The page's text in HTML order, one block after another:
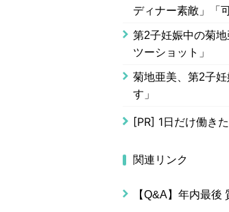
ディナー素敵」「
第2子妊娠中の菊
ツーショット」
菊地亜美、第2子
す」
[PR] 1日だけ働き
関連リンク
【Q&A】年内最後